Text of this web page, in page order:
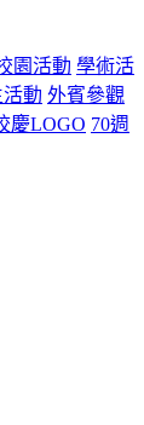
園活動 學術活
動 外賓參觀
慶LOGO 70週